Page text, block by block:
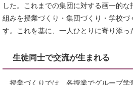
した。これまでの集団に対する画一的
組みを授業づくり・集団づくり・学校づ
す。これを基に、一人ひとりに寄り添っ
生徒同士で交流が生まれる
授業づくりでは、各授業でグループ学